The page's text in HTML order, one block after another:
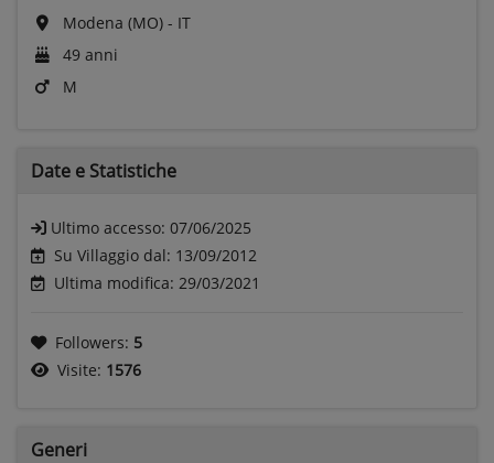
Modena (MO) - IT
49 anni
M
Date e Statistiche
Ultimo accesso: 07/06/2025
Su Villaggio dal: 13/09/2012
Ultima modifica: 29/03/2021
Followers: 5
Visite: 1576
Generi